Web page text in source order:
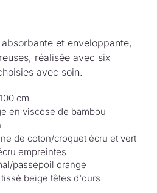
Panier
et enveloppante,
réalisée avec six
avec soin.
cm
en viscose de bambou
de coton/croquet écru et vert
empreintes
passepoil orange
tissé beige têtes d'ours